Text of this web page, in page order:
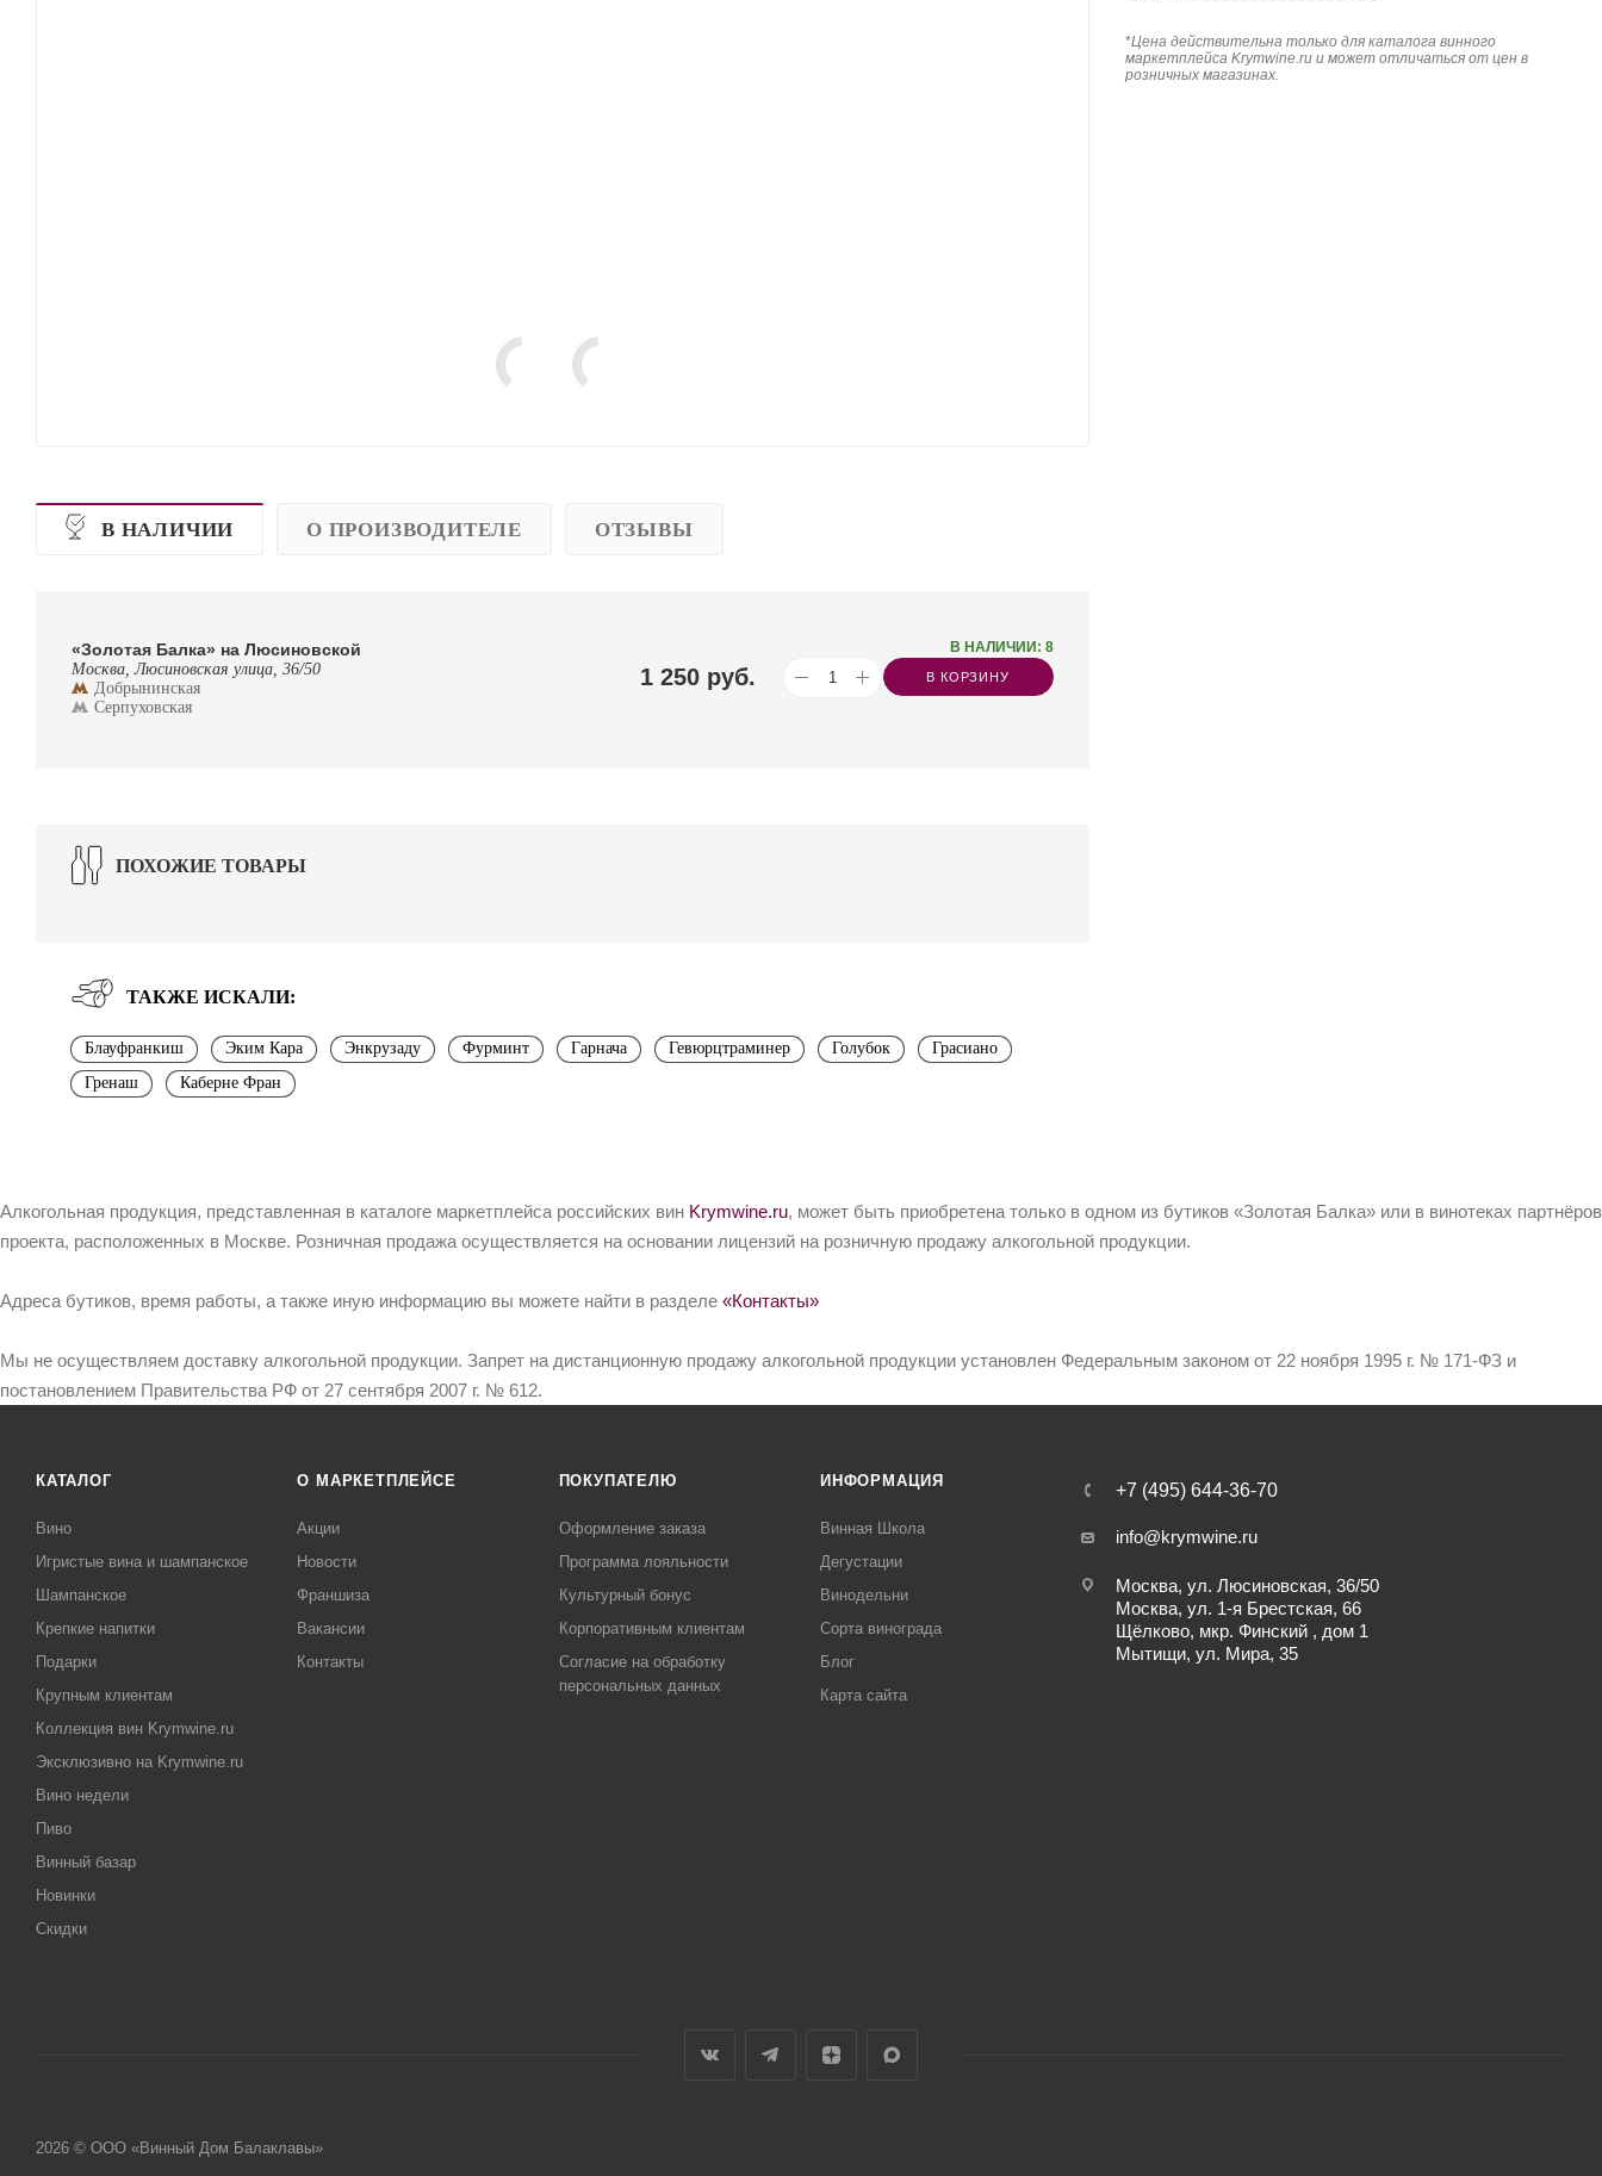
В НАЛИЧИИ О ПРОИЗВОДИТЕЛЕ ОТЗЫВЫ
«Золотая Балка» на Люсиновской
Москва, Люсиновская улица, 36/50
Добрынинская
Серпуховская
В НАЛИЧИИ: 8
1 250руб. В КОРЗИНУ
ПОХОЖИЕ ТОВАРЫ
ТАКЖЕ ИСКАЛИ:
Блауфранкиш Эким Кара Энкрузаду Фурминт Гарнача Гевюрцтраминер Голубок
Грасиано
Гренаш
Каберне Фран
*Цена действительна только для каталога винного
маркетплейса Krymwine.ru и может отличаться от цен в
розничных магазинах.
Алкогольная продукция, представленная в каталоге маркетплейса российских вин Krymwine.ru, может быть приобретена только в одном из бутиков «Золотая Балка» или в винотеках партнёров
проекта, расположенных в Москве. Розничная продажа осуществляется на основании лицензий на розничную продажу алкогольной продукции.
Адреса бутиков, время работы, а также иную информацию вы можете найти в разделе «Контакты»
Мы не осуществляем доставку алкогольной продукции. Запрет на дистанционную продажу алкогольной продукции установлен Федеральным законом от 22 ноября 1995 г. № 171-ФЗ и
постановлением Правительства РФ от 27 сентября 2007 г. № 612.
КАТАЛОГ
Вино
Игристые вина и шампанское
Шампанское
Крепкие напитки
Подарки
Крупным клиентам
Коллекция вин Krymwine.ru
Эксклюзивно на Krymwine.ru
Вино недели
Пиво
Винный базар
Новинки
Скидки
О МАРКЕТПЛЕЙСЕ
Акции
Новости
Франшиза
Вакансии
Контакты
ПОКУПАТЕЛЮ
Оформление заказа
Программа лояльности
Культурный бонус
Корпоративным клиентам
Согласие на обработку
персональных данных
ИНФОРМАЦИЯ
Винная Школа
Дегустации
Винодельни
Сорта винограда
Блог
Карта сайта
+7 (495) 644-36-70
info@krymwine.ru
Москва, ул. Люсиновская, 36/50
Москва, ул. 1-я Брестская, 66
Щёлково, мкр. Финский , дом 1
Мытищи, ул. Мира, 35
2026 © ООО «Винный Дом Балаклавы»